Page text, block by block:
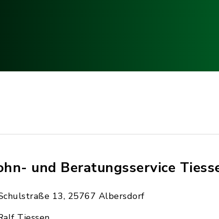
und Beratungsservice
13, 25767 Albersdorf